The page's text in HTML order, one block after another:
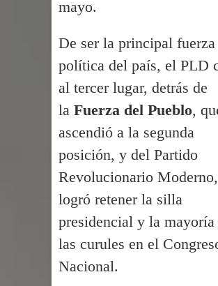
mayo.
De ser la principal fuerza
política del país, el PLD
al tercer lugar, detrás de
la Fuerza del Pueblo,
ascendió a la segunda
posición, y del Partido
Revolucionario
logró retener la silla
presidencial y la mayoría
las curules en el
Nacional.